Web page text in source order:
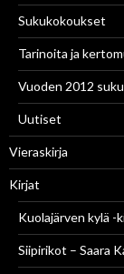
Sukukokoukset
Tarinoita ja
Vuoden 2012
Uutiset
Vieraskirja
Kirjat
Kuolajärven kylä -
Siipirikot – Saara